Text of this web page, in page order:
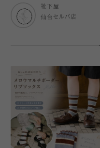
靴下屋
仙台セルバ店